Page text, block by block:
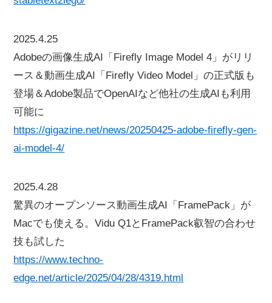
2025.4.25
Adobeの画像生成AI「Firefly Image Model 4」がリリ
ース＆動画生成AI「Firefly Video Model」の正式版も
登場＆Adobe製品でOpenAIなど他社の生成AIも利用
可能に
https://gigazine.net/news/20250425-adobe-firefly-gen-
ai-model-4/
2025.4.28
驚異のオープンソース動画生成AI「FramePack」が
Macでも使える。Vidu Q1とFramePack叡智の合わせ
技も試した
https://www.techno-
edge.net/article/2025/04/28/4319.html